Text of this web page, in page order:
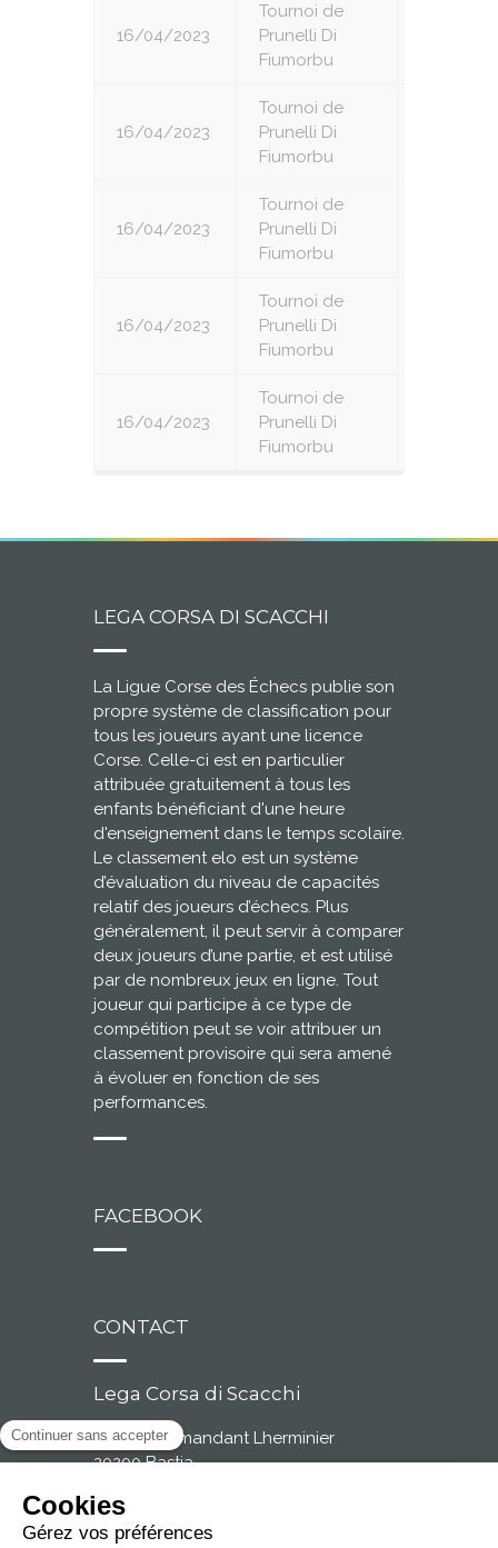
16/04/2023
Tournoi de
Prunelli Di
Fiumorbu
16/04/2023
Tournoi de
Prunelli Di
Fiumorbu
16/04/2023
Tournoi de
Prunelli Di
Fiumorbu
16/04/2023
Tournoi de
Prunelli Di
Fiumorbu
16/04/2023
Tournoi de
Prunelli Di
Fiumorbu
LEGA CORSA DI SCACCHI
La Ligue Corse des Échecs publie son
propre système de classification pour
tous les joueurs ayant une licence
Corse. Celle-ci est en particulier
attribuée gratuitement à tous les
enfants bénéficiant d'une heure
d'enseignement dans le temps scolaire.
Le classement elo est un système
d’évaluation du niveau de capacités
relatif des joueurs d’échecs. Plus
généralement, il peut servir à comparer
deux joueurs d’une partie, et est utilisé
par de nombreux jeux en ligne. Tout
joueur qui participe à ce type de
compétition peut se voir attribuer un
classement provisoire qui sera amené
à évoluer en fonction de ses
performances.
FACEBOOK
CONTACT
Lega Corsa di Scacchi
2, rue Commandant Lherminier
20200 Bastia
Fax : 04 95 32 52 42